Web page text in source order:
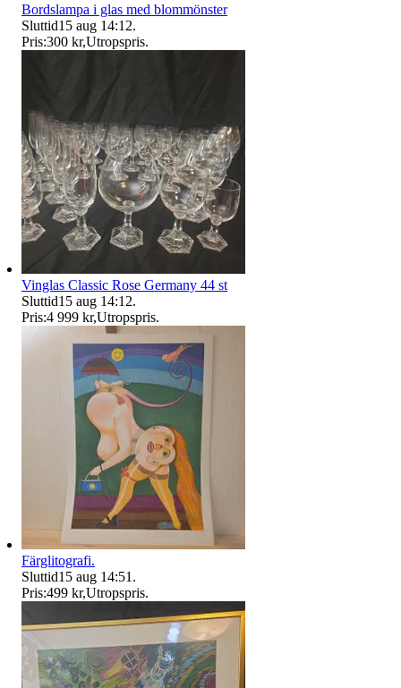
Bordslampa i glas med blommönster
Sluttid15 aug 14:12.
Pris:300 kr,Utropspris.
Vinglas Classic Rose Germany 44 st
Sluttid15 aug 14:12.
Pris:4 999 kr,Utropspris.
Färglitografi.
Sluttid15 aug 14:51 .
Pris:499 kr,Utropspris.